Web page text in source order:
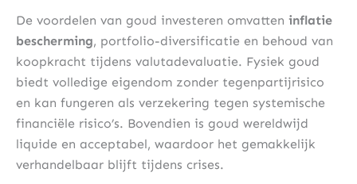
De voordelen van goud investeren omvatten inflatie
bescherming, portfolio-diversificatie en behoud van
koopkracht tijdens valutadevaluatie. Fysiek goud
biedt volledige eigendom zonder tegenpartijrisico
en kan fungeren als verzekering tegen systemische
financiële risico’s. Bovendien is goud wereldwijd
liquide en acceptabel, waardoor het gemakkelijk
verhandelbaar blijft tijdens crises.